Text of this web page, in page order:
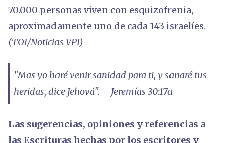
70.000 personas viven con esquizofrenia,
aproximadamente uno de cada 143 israelíes.
(TOI/Noticias VPI)
"Mas yo haré venir sanidad para ti, y sanaré tus
heridas, dice Jehová". – Jeremías 30:17a
Las sugerencias, opiniones y referencias a
las Escrituras hechas por los escritores y